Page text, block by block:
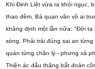
Khi Đinh Liệt vừa ra khỏi ngục,
thao đêm. Bá quan văn võ ai
khảng định một lần nữa: "Đời ta
sòng. Phải trái đúng sai an
quán từng chân lý - phưng xá
Thiện ác đẩu thăng bất đoản